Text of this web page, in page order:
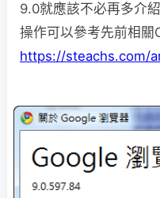
9.0就應該不必再多介
操作可以參考先前相關
https://steachs.com/